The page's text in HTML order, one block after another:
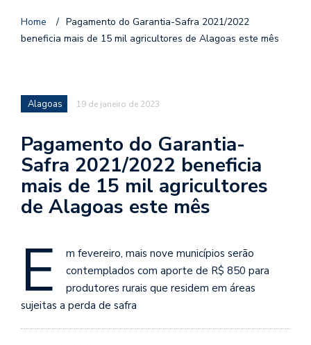
Home / Pagamento do Garantia-Safra 2021/2022
beneficia mais de 15 mil agricultores de Alagoas este mês
Alagoas 19 de janeiro de 2023
Pagamento do Garantia-
Safra 2021/2022 beneficia
mais de 15 mil agricultores
de Alagoas este mês
E
m fevereiro, mais nove municípios serão
contemplados com aporte de R$ 850 para
produtores rurais que residem em áreas
sujeitas a perda de safra